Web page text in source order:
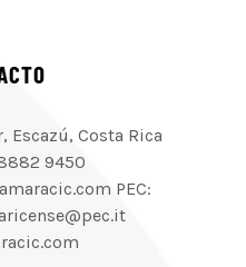
Escazú, Costa Rica
9450
PEC: